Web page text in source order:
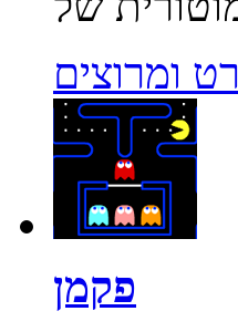
ומרוצים
פקמן